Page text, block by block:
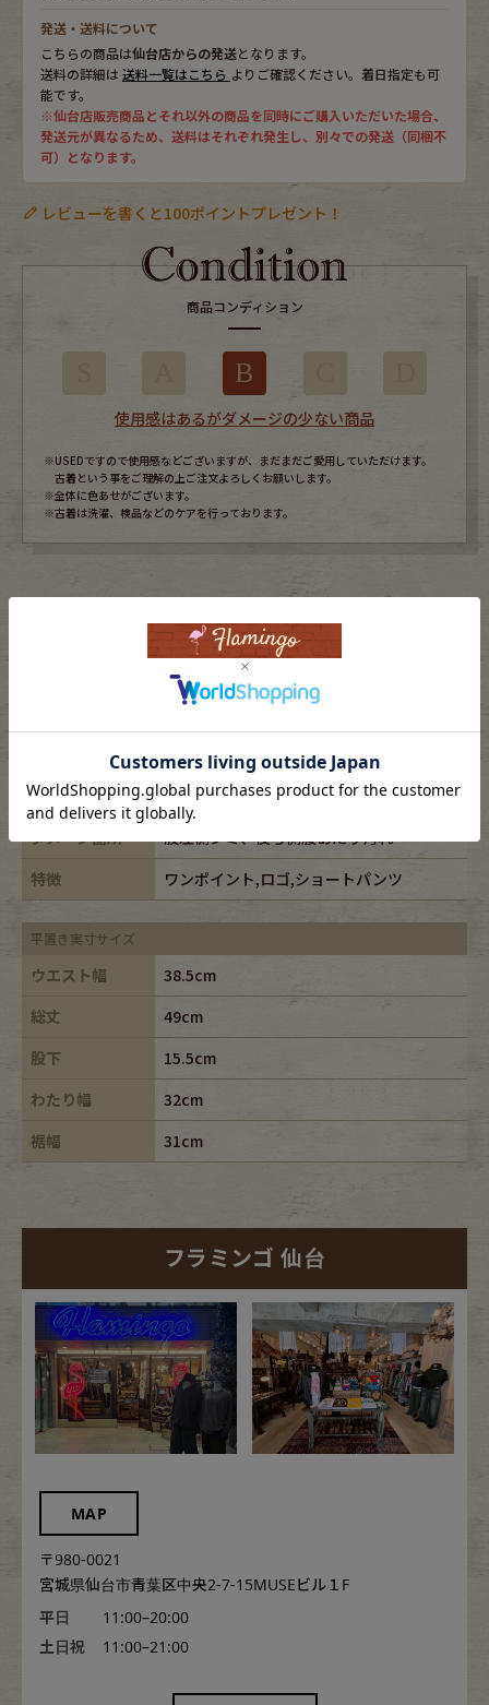
発送・送料について
こちらの商品は仙台店からの発送となります。
送料の詳細は 送料一覧はこちら よりご確認ください。着日指定も可
能です。
※仙台店販売商品とそれ以外の商品を同時にご購入いただいた場合、
発送元が異なるため、送料はそれぞれ発生し、別々での発送（同梱不
可）となります。
レビューを書くと100ポイントプレゼント！
商品コンディション
B
使用感はあるがダメージの少ない商品
※USEDですので使用感などございますが、まだまだご愛用していただけます。
古着という事をご理解の上ご注文よろしくお願いします。
※全体に色あせがございます。
※古着は洗濯、検品などのケアを行っております。
M
patagonia/パタゴニア
nylon100%
-
カラー
グリーン/green
ダメージ箇所
股左側シミ、後ろ側腰あたり汚れ
特徴
ワンポイント,ロゴ,ショートパンツ
平置き実寸サイズ
ウエスト幅
38.5cm
総丈
49cm
股下
15.5cm
わたり幅
32cm
裾幅
31cm
フラミンゴ 仙台
MAP
〒980-0021
宮城県仙台市青葉区中央2-7-15MUSEビル１F
平日
11:00–20:00
土日祝
11:00–21:00